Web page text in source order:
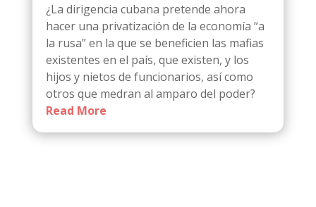
¿La dirigencia cubana pretende ahora
hacer una privatización de la economía “a
la rusa” en la que se beneficien las mafias
existentes en el país, que existen, y los
hijos y nietos de funcionarios, así como
otros que medran al amparo del poder?
Read More